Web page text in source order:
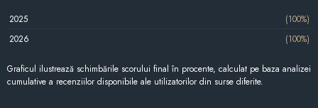
2025
(100%)
2026
(100%)
Graficul ilustrează schimbările scorului final în procente, calculat pe baza analizei
cumulative a recenziilor disponibile ale utilizatorilor din surse diferite.